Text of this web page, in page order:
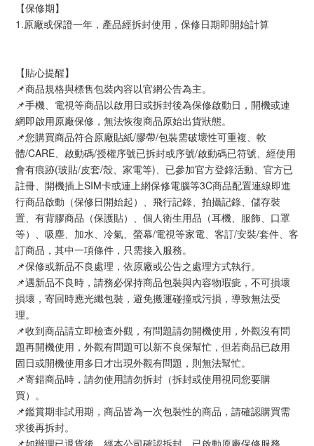
【保修期】
1.原廠或保證一年，產品經拆封使用，保修日期即開始計算
【貼心提醒】
📌商品規格與標售包裝內容以官網公告為主。
📌手機、電視等商品以啟用日或拆封後為保修啟動日，開機或連
網即啟用原廠保修，無法恢復商品原始出貨狀態。
📌您購買商品符合原廠貼紙/膠帶/包裝需破壞性可重複、軟
體/CARE、啟動碼/授權序號已拆封或序號/啟動碼已符號、經使用
會有痕跡(玻貼/皮套/殼、家電等)、已參加官方登錄活動、官方已
註冊、開機插上SIM卡或連上網保修電腦等3C商品配置連線即進
行商品啟動（保修日開始起）、飛行記錄、拍攝記錄、儲存裝
置、有背膠商品（保護貼）、個人衛生用品（耳機、服飾、口罩
等）、吸塵、加水、冷氣、螢幕/電視等家電、客訂/安裝/套件、客
訂商品，其中一項條件，只需接入服務。
📌保修或新品不良處理，依原廠或公告之處理方式執行。
📌遇新品不良時，請務必保持商品包裝與內容物瑕疵，不可損壞
損壞，寄回時應光纖包裝，避免搬運碰撞或污損，導致無法受
理。
📌收到商品請立即檢查外觀，有問題請勿開機使用，外觀沒有問
題再開機使用，外觀有問題可以新不良保幫忙，但若商品已啟用
固日或開機使用多日才出現外觀有問題，則無法幫忙。
📌寄錯商品時，請勿使用請勿拆封（拆封或使用視同您要購
買）。
📌鑑賞期非試用期，商品皆為一次包裝性的商品，請確認購買需
求後再拆封。
📌如辦理已退貨後，經本公司確認拆封、已啟動原廠保修服務